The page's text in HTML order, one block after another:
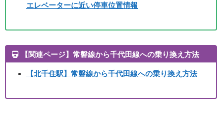
エレベーターに近い停車位置情報
【関連ページ】常磐線から千代田線への乗り換え方法
【北千住駅】 常磐線から千代田線への乗り換え方法